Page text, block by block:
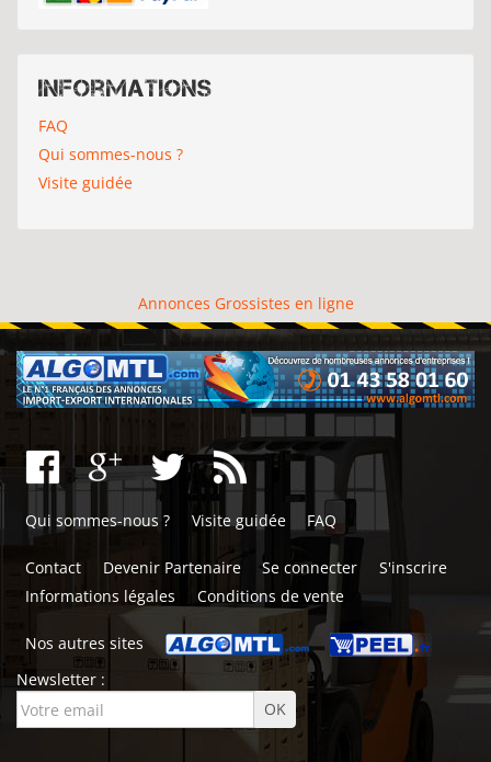
Informations
FAQ
Qui sommes-nous ?
Visite guidée
Annonces Grossistes en ligne
Qui sommes-nous ? Visite guidée FAQ
Contact Devenir Partenaire Se connecter
S'inscrire
Informations légales
Conditions de vente
Nos autres sites
Newsletter :